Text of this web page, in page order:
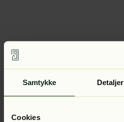
Samtykke Detaljer
Cookies